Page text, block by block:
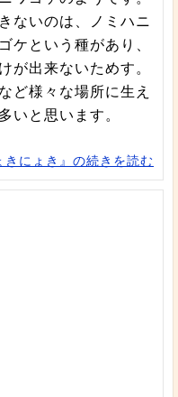
ないのは、ノミハニ
ケという種があり、
が出来ないためす。
ど様々な場所に生え
いと思います。
きにょき』の続きを読む